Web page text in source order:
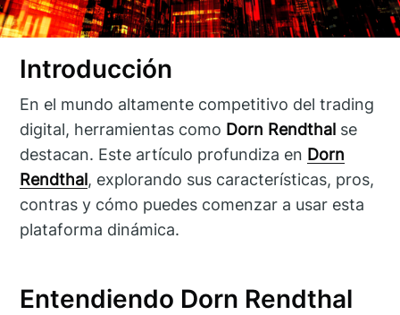
Introducción
En el mundo altamente competitivo del trading
digital, herramientas como Dorn Rendthal se
destacan. Este artículo profundiza en Dorn
Rendthal, explorando sus características, pros,
contras y cómo puedes comenzar a usar esta
plataforma dinámica.
Entendiendo Dorn Rendthal